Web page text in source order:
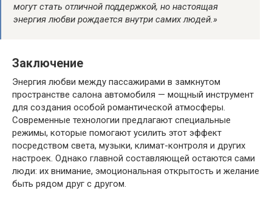
могут стать отличной поддержкой, но настоящая
энергия любви рождается внутри самих людей.»
Заключение
Энергия любви между пассажирами в замкнутом
пространстве салона автомобиля — мощный инструмент
для создания особой романтической атмосферы.
Современные технологии предлагают специальные
режимы, которые помогают усилить этот эффект
посредством света, музыки, климат-контроля и других
настроек. Однако главной составляющей остаются сами
люди: их внимание, эмоциональная открытость и желание
быть рядом друг с другом.